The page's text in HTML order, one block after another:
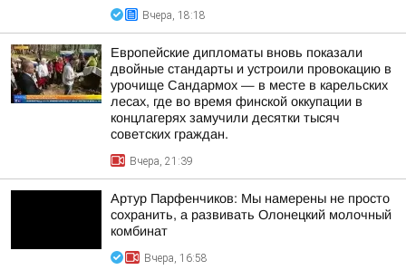
Вчера, 18:18
Европейские дипломаты вновь показали
двойные стандарты и устроили провокацию в
урочище Сандармох — в месте в карельских
лесах, где во время финской оккупации в
концлагерях замучили десятки тысяч
советских граждан.
Вчера, 21:39
Артур Парфенчиков: Мы намерены не просто
сохранить, а развивать Олонецкий молочный
комбинат
Вчера, 16:58